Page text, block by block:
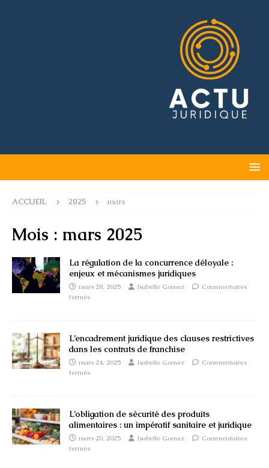
ACCUEIL 2025 mars
Mois : mars 2025
La régulation de la concurrence déloyale :
enjeux et mécanismes juridiques
mars 28, 2025 Isabelle Gomez
Commentaires
fermés
L’encadrement juridique des clauses restrictives
dans les contrats de franchise
mars 24, 2025 Isabelle Gomez
Commentaires
fermés
L’obligation de sécurité des produits
alimentaires : un impératif sanitaire et juridique
mars 20, 2025 Isabelle Gomez
Commentaires
fermés